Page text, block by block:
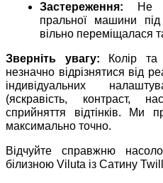
Застереження: Не
пральної машини
вільно переміщалася
Зверніть увагу: Колір та
незначно відрізнятися від
індивідуальних
(яскравість, контраст,
сприйняття відтінків. Ми
максимально точно.
Відчуйте справжню
білизною Viluta із Сатину